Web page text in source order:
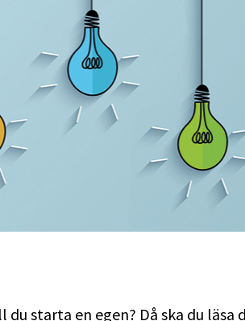
du starta en egen? Då ska du läsa